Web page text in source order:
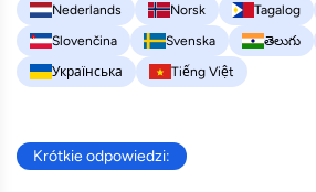
Nederlands
Norsk Tagalog
Slovenčina
Svenska తెలుగు
Українська
Tiếng Việt
Krótkie odpowiedzi: